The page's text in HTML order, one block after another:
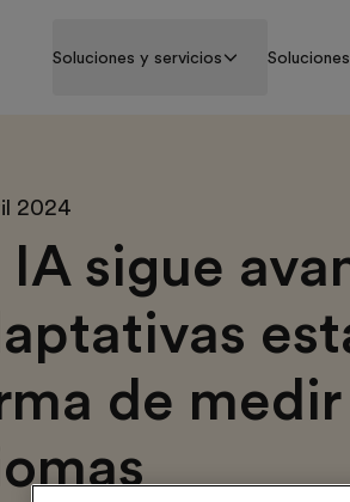
Soluciones y servicios
2024
IA sigue
de